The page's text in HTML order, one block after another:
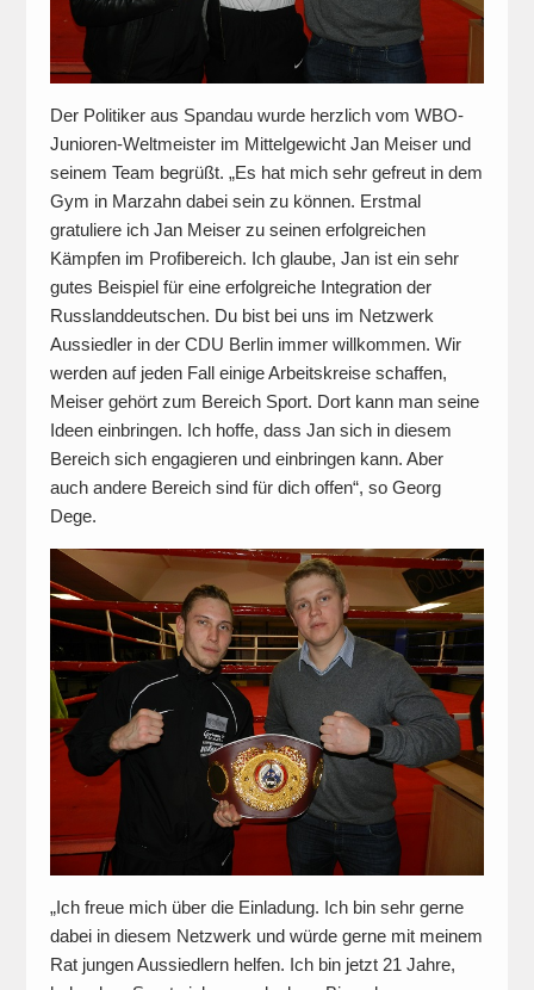
Der Politiker aus Spandau wurde herzlich vom WBO-
Junioren-Weltmeister im Mittelgewicht Jan Meiser und
seinem Team begrüßt. „Es hat mich sehr gefreut in dem
Gym in Marzahn dabei sein zu können. Erstmal
gratuliere ich Jan Meiser zu seinen erfolgreichen
Kämpfen im Profibereich. Ich glaube, Jan ist ein sehr
gutes Beispiel für eine erfolgreiche Integration der
Russlanddeutschen. Du bist bei uns im Netzwerk
Aussiedler in der CDU Berlin immer willkommen. Wir
werden auf jeden Fall einige Arbeitskreise schaffen,
Meiser gehört zum Bereich Sport. Dort kann man seine
Ideen einbringen. Ich hoffe, dass Jan sich in diesem
Bereich sich engagieren und einbringen kann. Aber
auch andere Bereich sind für dich offen“, so Georg
Dege.
„Ich freue mich über die Einladung. Ich bin sehr gerne
dabei in diesem Netzwerk und würde gerne mit meinem
Rat jungen Aussiedlern helfen. Ich bin jetzt 21 Jahre,